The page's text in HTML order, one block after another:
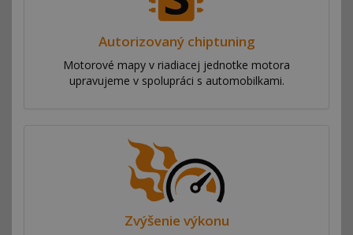
Autorizovaný chiptuning
Motorové mapy v riadiacej jednotke motora
upravujeme v spolupráci s automobilkami.
Zvýšenie výkonu